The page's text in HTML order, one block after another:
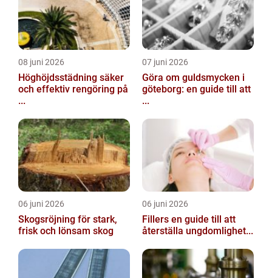
08 juni 2026
Höghöjdsstädning säker
och effektiv rengöring på
...
07 juni 2026
Göra om guldsmycken i
göteborg: en guide till att
...
06 juni 2026
Skogsröjning för stark,
frisk och lönsam skog
06 juni 2026
Fillers en guide till att
återställa ungdomlighet...